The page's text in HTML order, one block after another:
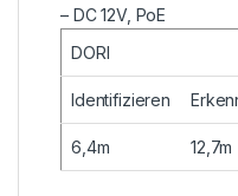
– DC 12V, PoE
DORI
Identifizieren
6,4m 12,7m